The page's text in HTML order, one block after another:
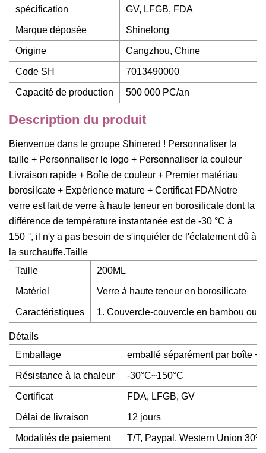
spécification GV, LFGB, FDA
Marque déposée Shinelong
Origine Cangzhou, Chine
Code SH 7013490000
Capacité de production 500 000 PC/an
Description du produit
Bienvenue dans le groupe Shinered ! Personnaliser la
taille + Personnaliser le logo + Personnaliser la couleur
Livraison rapide + Boîte de couleur + Premier matériau
borosilcate + Expérience mature + Certificat FDANotre
verre est fait de verre à haute teneur en borosilicate dont la
différence de température instantanée est de -30 °C à
150 °, il n'y a pas besoin de s'inquiéter de l'éclatement dû à
la surchauffe.Taille
Taille
200ML
Matériel Verre à haute teneur en borosilicate
Caractéristiques 1. Couvercle-couvercle en bambou ou
Détails
Emballage
emballé séparément par boîte +
Résistance à la chaleur -30°C~150°C
Certificat FDA, LFGB, GV
Délai de livraison 12 jours
Modalités de paiement T/T, Paypal, Western Union